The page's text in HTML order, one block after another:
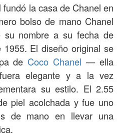
fundó la casa de Chanel en
bolso de mano Chanel
nombre a su fecha de
1955. El diseño original se
de Coco Chanel — ella
elegante y a la vez
su estilo. El 2.55
piel acolchada y fue uno
de mano en llevar una